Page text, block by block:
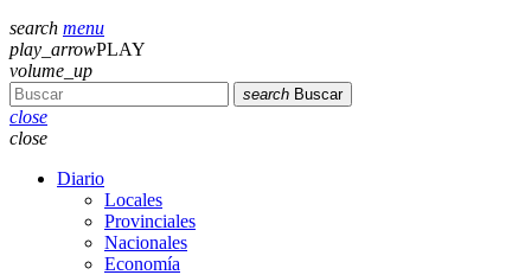
search menu
play_arrowPLAY
volume_up
search Buscar
close
close
Diario
Locales
Provinciales
Nacionales
Economía